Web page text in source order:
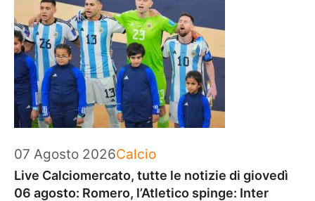
07 Agosto 2026Categorie
Calcio
Live Calciomercato, tutte le notizie di giovedì
06 agosto: Romero, l’Atletico spinge: Inter